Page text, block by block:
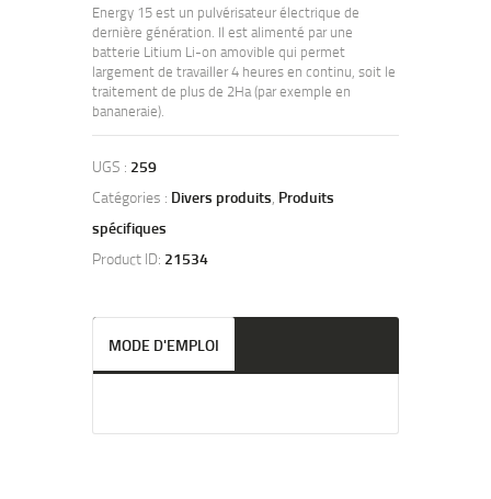
Energy 15 est un pulvérisateur électrique de
dernière génération. Il est alimenté par une
batterie Litium Li-on amovible qui permet
largement de travailler 4 heures en continu, soit le
traitement de plus de 2Ha (par exemple en
bananeraie).
UGS : 259
Catégories : Divers produits, Produits
spécifiques
Product ID: 21534
MODE D'EMPLOI